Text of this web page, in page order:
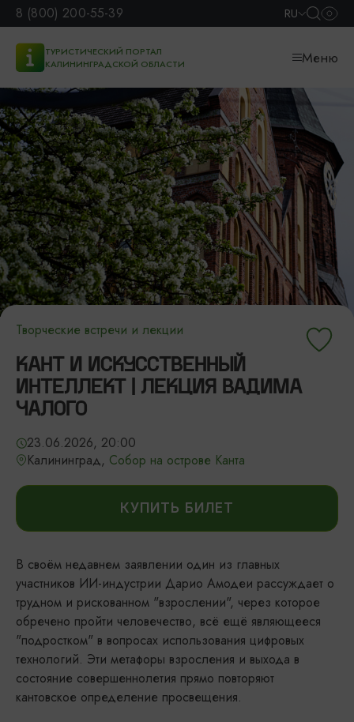
8 (800) 200-55-39 RU
ТУРИСТИЧЕСКИЙ ПОРТАЛ
КАЛИНИНГРАДСКОЙ ОБЛАСТИ
Меню
Творческие встречи и лекции
КАНТ И ИСКУССТВЕННЫЙ
ИНТЕЛЛЕКТ | ЛЕКЦИЯ ВАДИМА
ЧАЛОГО
23.06.2026, 20:00
Калининград, Собор на острове Канта
КУПИТЬ БИЛЕТ
В своём недавнем заявлении один из главных
участников ИИ-индустрии Дарио Амодеи рассуждает о
трудном и рискованном "взрослении", через которое
обречено пройти человечество, всё ещё являющееся
"подростком" в вопросах использования цифровых
технологий. Эти метафоры взросления и выхода в
состояние совершеннолетия прямо повторяют
кантовское определение просвещения.